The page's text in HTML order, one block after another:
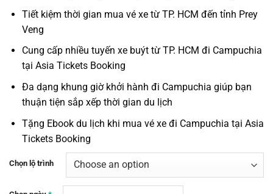
Tiết kiệm thời gian mua vé xetừ TP. HCM đến tỉnh Prey
Veng
Cung cấp nhiều tuyến xe buýt từ TP. HCM đi Campuchia
tại Asia Tickets Booking
Đa dạng khung giờ khởi hành đi Campuchia giúp bạn
thuận tiện sắp xếp thời gian du lịch
Tặng Ebook du lịch khi mua vé xe đi Campuchia tại Asia
Tickets Booking
Chọn lộ trình